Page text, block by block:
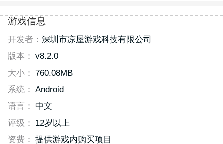
游戏信息
开发者： 深圳市凉屋游戏科技有限公司
版本： v8.2.0
大小： 760.08MB
系统： Android
语言：
中文
评级：
12岁以上
资费： 提供游戏内购买项目